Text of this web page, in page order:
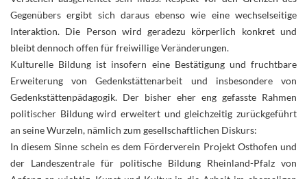
Gegenübers ergibt sich daraus ebenso wie eine wechselseitige
Interaktion. Die Person wird geradezu körperlich konkret und
bleibt dennoch offen für freiwillige Veränderungen.
Kulturelle Bildung ist insofern eine Bestätigung und fruchtbare
Erweiterung von Gedenkstättenarbeit und insbesondere von
Gedenkstättenpädagogik. Der bisher eher eng gefasste Rahmen
politischer Bildung wird erweitert und gleichzeitig zurückgeführt
an seine Wurzeln, nämlich zum gesellschaftlichen Diskurs:
In diesem Sinne schein es dem Förderverein Projekt Osthofen und
der Landeszentrale für politische Bildung Rheinland-Pfalz von